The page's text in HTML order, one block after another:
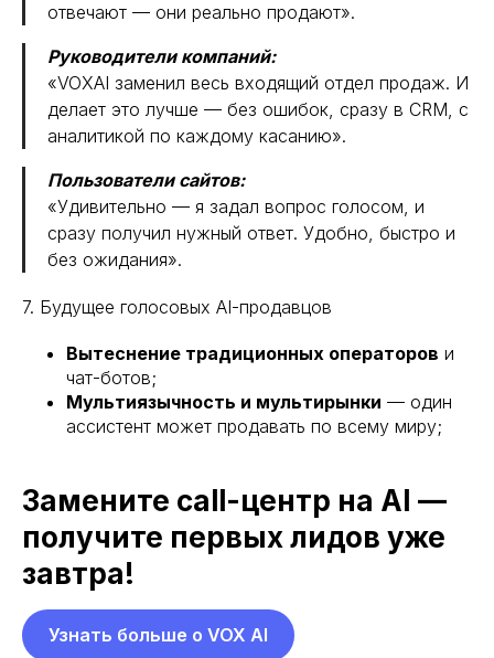
отвечают — они реально продают».
Руководители компаний:
«VOXAI заменил весь входящий отдел продаж. И
делает это лучше — без ошибок, сразу в CRM, с
аналитикой по каждому касанию».
Пользователи сайтов:
«Удивительно — я задал вопрос голосом, и
сразу получил нужный ответ. Удобно, быстро и
без ожидания».
7. Будущее голосовых AI-продавцов
Вытеснение традиционных операторов и
чат-ботов;
Мультиязычность и мультирынки — один
ассистент может продавать по всему миру;
Замените call-центр на AI —
получите первых лидов уже
завтра!
Узнать больше о VOX AI